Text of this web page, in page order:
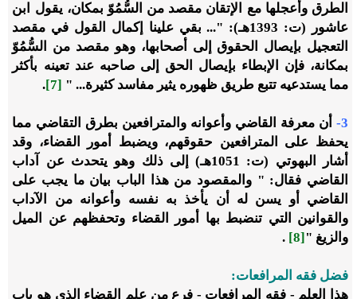
الطرق وأعجلها مع الإتقان مقصد من السُّمُوّ بمكان، يقول ابن
عاشور (ت: 1393هـ): "... بقي علينا إكمال القول في مقصد
التعجيل بإيصال الحقوق إلى أصحابها، وهو مقصد من السُّمُوّ
بمكانة، فإن الإبطاء بإيصال الحق إلى صاحبه عند تعينه بأكثر
مما يستدعيه تتبع طريق ظهوره يثير مفاسد كثيرة... " [7]
.
3-
أن معرفة القاضي وأعوانه والمترافعين بطرق التقاضي مما
يحفظ على المترافعين حقوقهم، ويضبط أمور القضاء، وقد
أشار البهوتي (ت: 1051هـ) إلى ذلك وهو يتحدث عن آداب
القاضي فقال: " والمقصود من هذا الباب بيان ما يجب على
القاضي أو يسن له أن يأخذ به نفسه وأعوانه من الآداب
والقوانين التي تنضبط بها أمور القضاء وتحفظهم عن الميل
والزيغ " [8]
.
فضل فقه المرافعات:
هذا العلم - فقه المرافعات - فرع من علم القضاء الذي هو باب